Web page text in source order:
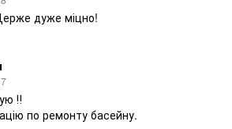
дуже міцно!
‼️
по ремонту басейну.